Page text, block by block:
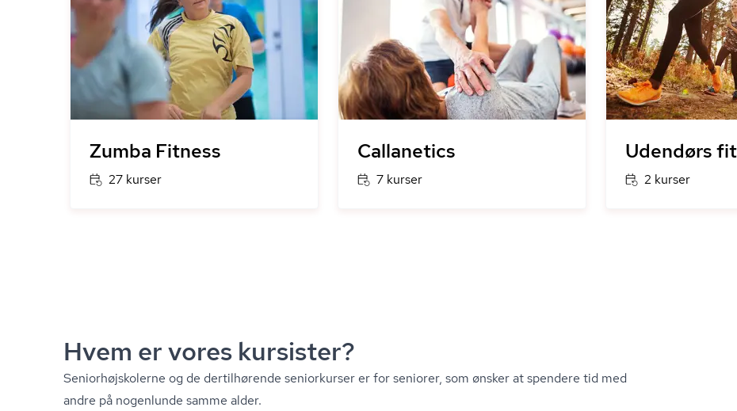
Zumba Fitness
27 kurser
Callanetics
7 kurser
Udendørs
2 kurser
Hvem er vores kursister?
Se­ni­o­r­højsko­ler­ne og de dertilhørende seniorkurser er for seniorer, som ønsker at spendere tid med
andre på nogenlunde samme alder.